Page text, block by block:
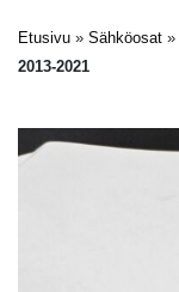
Etusivu » Sähköosat »
2013-2021